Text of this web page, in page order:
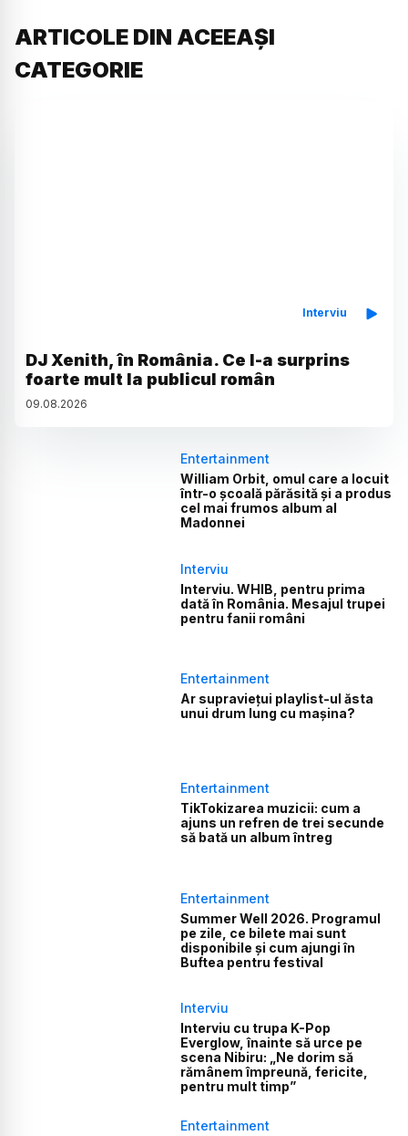
ARTICOLE DIN ACEEAȘI
CATEGORIE
Interviu
DJ Xenith, în România. Ce l-a surprins
foarte mult la publicul român
09.08.2026
Entertainment
William Orbit, omul care a locuit
într-o școală părăsită și a produs
cel mai frumos album al
Madonnei
Interviu
Interviu. WHIB, pentru prima
dată în România. Mesajul trupei
pentru fanii români
Entertainment
Ar supraviețui playlist-ul ăsta
unui drum lung cu mașina?
Entertainment
TikTokizarea muzicii: cum a
ajuns un refren de trei secunde
să bată un album întreg
Entertainment
Summer Well 2026. Programul
pe zile, ce bilete mai sunt
disponibile și cum ajungi în
Buftea pentru festival
Interviu
Interviu cu trupa K-Pop
Everglow, înainte să urce pe
scena Nibiru: „Ne dorim să
rămânem împreună, fericite,
pentru mult timp”
Entertainment